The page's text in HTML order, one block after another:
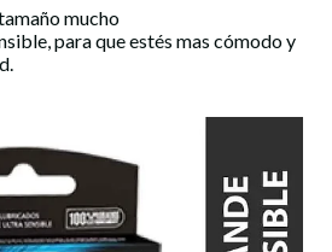
mucho
para que estés mas cómodo y